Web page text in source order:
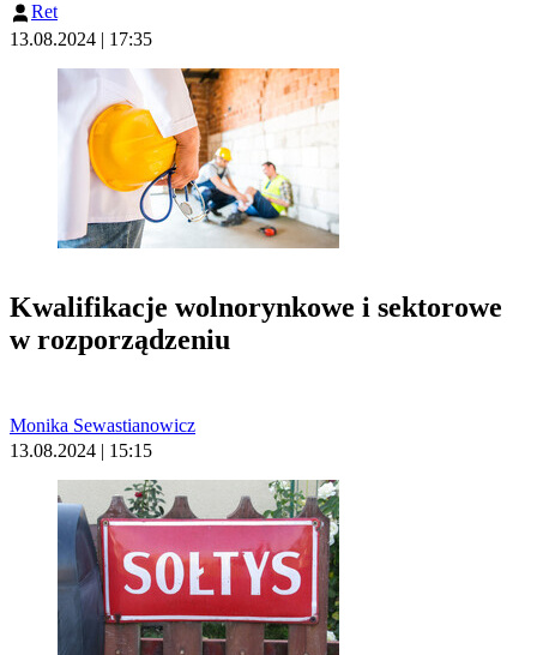
Ret
13.08.2024 | 17:35
Kwalifikacje wolnorynkowe i sektorowe
w rozporządzeniu
Monika Sewastianowicz
13.08.2024 | 15:15